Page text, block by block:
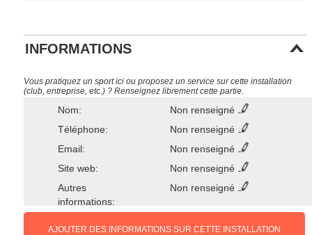
INFORMATIONS
Vous pratiquez un sport ici ou proposez un service sur cette installation
(club, entreprise, etc.) ? Renseignez librement cette partie.
Nom:
Non renseigné
Téléphone:
Non renseigné
Email:
Non renseigné
Site web:
Non renseigné
Autres
informations:
Non renseigné
AJOUTER DES INFORMATIONS SUR CETTE INSTALLATION